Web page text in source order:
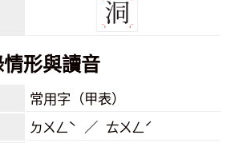
形與讀音
常用字（甲表）
ㄉㄨㄥˋ ／ ㄊㄨㄥˊ